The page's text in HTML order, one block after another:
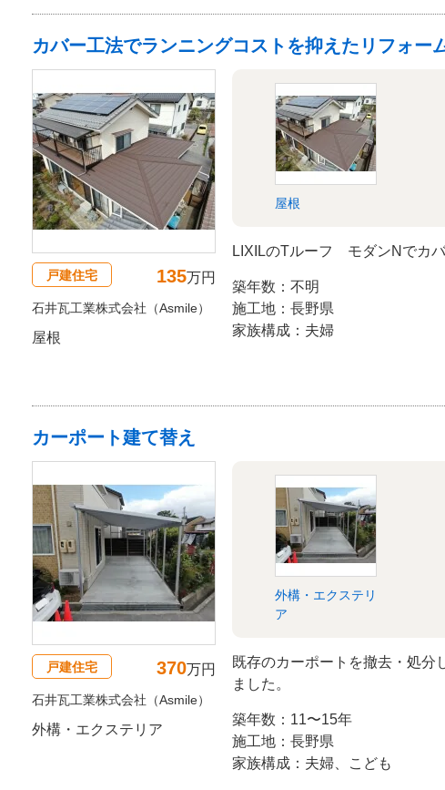
カバー工法でランニングコストを抑えたリフォー
戸建住宅 135万円
石井瓦工業株式会社（Asmile）
屋根
屋根
LIXILのTルーフ モダンNでカバ
築年数：不明
施工地：長野県
家族構成：夫婦
カーポート建て替え
戸建住宅 370万円
石井瓦工業株式会社（Asmile）
外構・エクステリア
外構・エクステリ
ア
既存のカーポートを撤去・処分
ました。
築年数：11〜15年
施工地：長野県
家族構成：夫婦、こども